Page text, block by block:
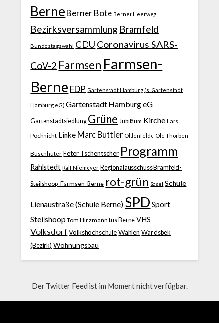
Berne Berner Bote Berner Heerweg
Bezirksversammlung Bramfeld
Bundestagswahl CDU Coronavirus SARS-
CoV-2 Farmsen Farmsen-
Berne FDP Gartenstadt Hamburg (s. Gartenstadt
Hamburg eG) Gartenstadt Hamburg eG
Gartenstadtsiedlung Grüne Jubiläum Kirche Lars
Pochnicht Linke Marc Buttler Oldenfelde Ole Thorben
Buschhüter Peter Tschentscher Programm
Rahlstedt Ralf Niemeyer Regionalausschuss Bramfeld-
Steilshoop-Farmsen-Berne rot-grün Sasel Schule
Lienaustraße (Schule Berne) SPD Sport
Steilshoop Tom Hinzmann tus Berne VHS
Volksdorf Volkshochschule Wahlen Wandsbek
(Bezirk) Wohnungsbau
Der Twitter Feed ist im Moment nicht verfügbar.